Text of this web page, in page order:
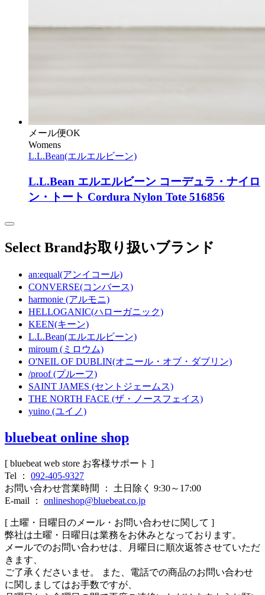
メール便OK
Womens
L.L.Bean(エルエルビーン)
L.L.Bean エルエルビーン コーデュラ・ナイロ
ン・トート Cordura Nylon Tote 516856
Select Brandお取り扱いブランド
an:equal(アンイコール)
CONVERSE(コンバース)
harmonie (アルモニ)
HELLOGANIC(ハローガニック)
KEEN(キーン)
L.L.Bean(エルエルビーン)
miroum (ミロウム)
O'NEIL OF DUBLIN(オニール・オブ・ダブリン)
/proof (プルーフ)
SAINT JAMES (セントジェームス)
THE NORTH FACE (ザ・ノースフェイス)
yuino (ユイノ)
bluebeat online shop
[ bluebeat web store お客様サポート ]
Tel ： 092-405-9327
お問い合わせ営業時間 ： 土日除く 9:30～17:00
E-mail ： onlineshop@bluebeat.co.jp
[ 土曜・日曜日のメール・お問い合わせに関して ]
弊社は土曜・日曜日は業務をお休みとなっております。
メールでのお問い合わせは、月曜日に順次返答させていただ
きます、
ご了承くださいませ。 また、電話での商品のお問い合わせ
に関しましてはお手数ですが、